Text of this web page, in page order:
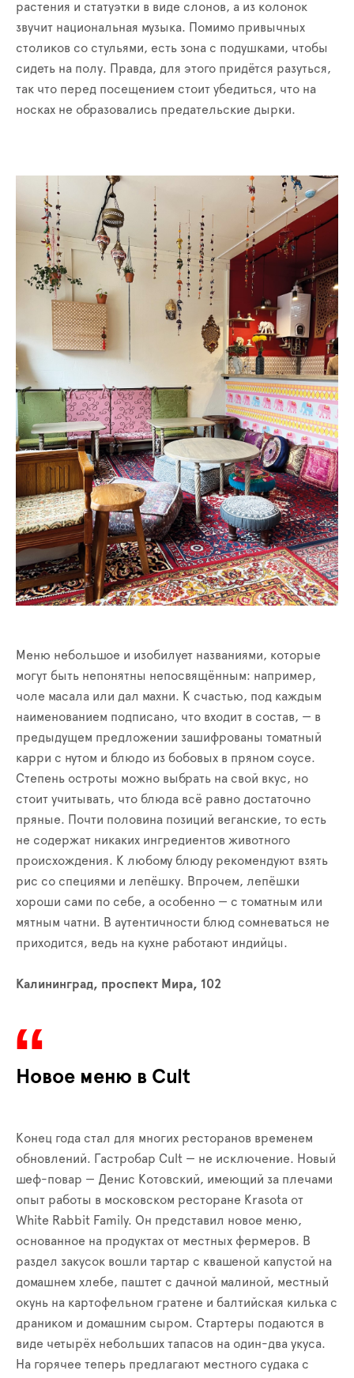
растения и статуэтки в виде слонов, а из колонок
звучит национальная музыка. Помимо привычных
столиков со стульями, есть зона с подушками, чтобы
сидеть на полу. Правда, для этого придётся разуться,
так что перед посещением стоит убедиться, что на
носках не образовались предательские дырки.
Меню небольшое и изобилует названиями, которые
могут быть непонятны непосвящённым: например,
чоле масала или дал махни. К счастью, под каждым
наименованием подписано, что входит в состав, — в
предыдущем предложении зашифрованы томатный
карри с нутом и блюдо из бобовых в пряном соусе.
Степень остроты можно выбрать на свой вкус, но
стоит учитывать, что блюда всё равно достаточно
пряные. Почти половина позиций веганские, то есть
не содержат никаких ингредиентов животного
происхождения. К любому блюду рекомендуют взять
рис со специями и лепёшку. Впрочем, лепёшки
хороши сами по себе, а особенно — с томатным или
мятным чатни. В аутентичности блюд сомневаться не
приходится, ведь на кухне работают индийцы.
Калининград, проспект Мира, 102
Новое меню в Cult
Конец года стал для многих ресторанов временем
обновлений. Гастробар Cult — не исключение. Новый
шеф-повар — Денис Котовский, имеющий за плечами
опыт работы в московском ресторане Krasota от
White Rabbit Family. Он представил новое меню,
основанное на продуктах от местных фермеров. В
раздел закусок вошли тартар с квашеной капустой на
домашнем хлебе, паштет с дачной малиной, местный
окунь на картофельном гратене и балтийская килька с
драником и домашним сыром. Стартеры подаются в
виде четырёх небольших тапасов на один-два укуса.
На горячее теперь предлагают местного судака с